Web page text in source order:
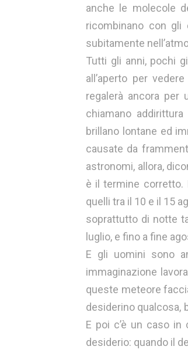
anche le molecole
ricombinano con
subitamente
Tutti gli anni, pochi
all’aperto per
regalerà ancora per
chiamano
brillano lontane ed
causate da
astronomi, allora,
è il termine corretto.
quelli tra il 10 e il 15
soprattutto di notte
luglio, e fino a fine
E gli uomini sono
immaginazione
queste meteore
desiderino qualcosa,
E poi c’è un caso
desiderio: quando il